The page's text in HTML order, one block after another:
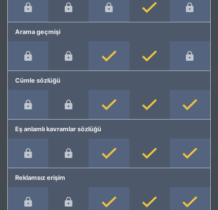
Arama geçmişi
Cümle sözlüğü
Eş anlamlı kavramlar sözlüğü
Reklamsız erişim